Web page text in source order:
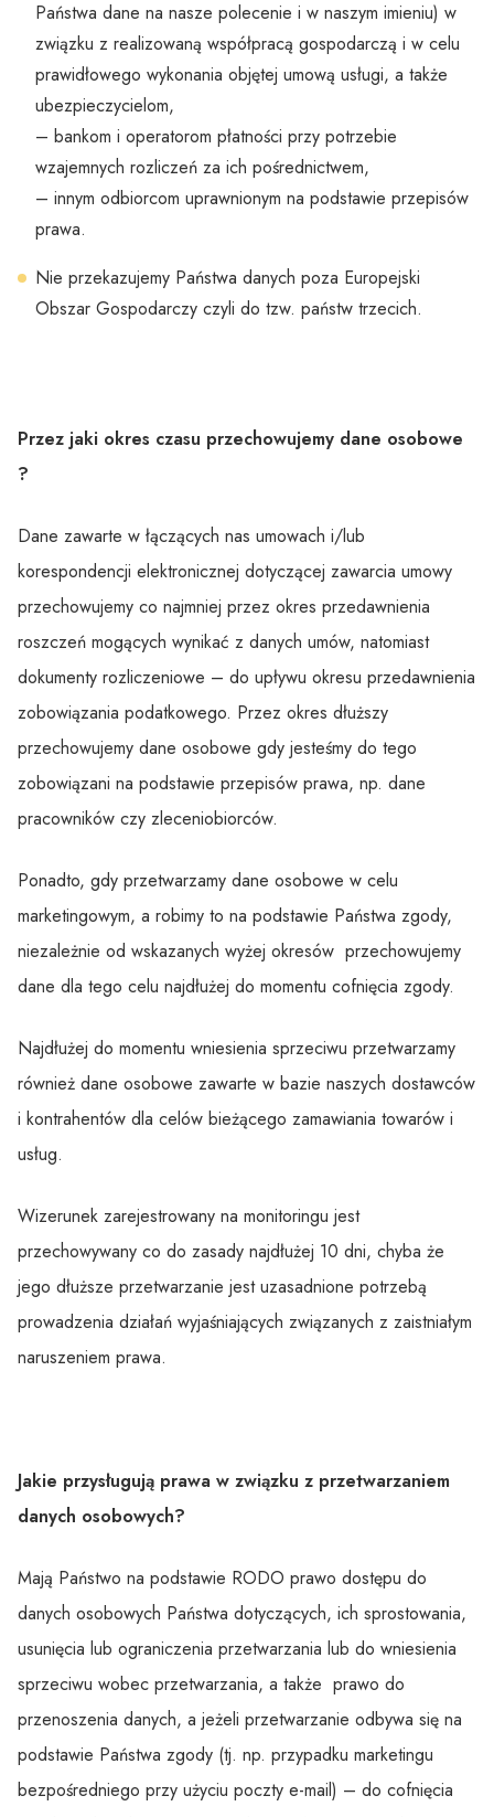
Państwa dane na nasze polecenie i w naszym imieniu) w
związku z realizowaną współpracą gospodarczą i w celu
prawidłowego wykonania objętej umową usługi, a także
ubezpieczycielom,
– bankom i operatorom płatności przy potrzebie
wzajemnych rozliczeń za ich pośrednictwem,
– innym odbiorcom uprawnionym na podstawie przepisów
prawa.
Nie przekazujemy Państwa danych poza Europejski
Obszar Gospodarczy czyli do tzw. państw trzecich.
Przez jaki okres czasu przechowujemy dane osobowe
?
Dane zawarte w łączących nas umowach i/lub
korespondencji elektronicznej dotyczącej zawarcia umowy
przechowujemy co najmniej przez okres przedawnienia
roszczeń mogących wynikać z danych umów, natomiast
dokumenty rozliczeniowe – do upływu okresu przedawnienia
zobowiązania podatkowego. Przez okres dłuższy
przechowujemy dane osobowe gdy jesteśmy do tego
zobowiązani na podstawie przepisów prawa, np. dane
pracowników czy zleceniobiorców.
Ponadto, gdy przetwarzamy dane osobowe w celu
marketingowym, a robimy to na podstawie Państwa zgody,
niezależnie od wskazanych wyżej okresów przechowujemy
dane dla tego celu najdłużej do momentu cofnięcia zgody.
Najdłużej do momentu wniesienia sprzeciwu przetwarzamy
również dane osobowe zawarte w bazie naszych dostawców
i kontrahentów dla celów bieżącego zamawiania towarów i
usług.
Wizerunek zarejestrowany na monitoringu jest
przechowywany co do zasady najdłużej 10 dni, chyba że
jego dłuższe przetwarzanie jest uzasadnione potrzebą
prowadzenia działań wyjaśniających związanych z zaistniałym
naruszeniem prawa.
Jakie przysługują prawa w związku z przetwarzaniem
danych osobowych?
Mają Państwo na podstawie RODO prawo dostępu do
danych osobowych Państwa dotyczących, ich sprostowania,
usunięcia lub ograniczenia przetwarzania lub do wniesienia
sprzeciwu wobec przetwarzania, a także prawo do
przenoszenia danych, a jeżeli przetwarzanie odbywa się na
podstawie Państwa zgody (tj. np. przypadku marketingu
bezpośredniego przy użyciu poczty e-mail) – do cofnięcia